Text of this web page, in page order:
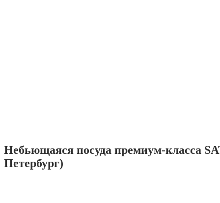
Небьющаяся посуда премиум-класса
Петербург)